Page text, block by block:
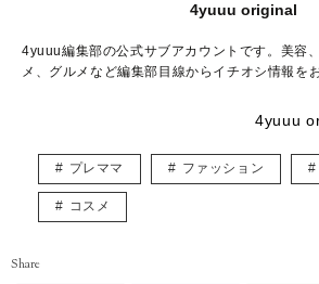
4yuuu original
4yuuu編集部の公式サブアカウントです。美容
メ、グルメなど編集部目線からイチオシ情報を
4yuuu
プレママ ファッション
コスメ
Share